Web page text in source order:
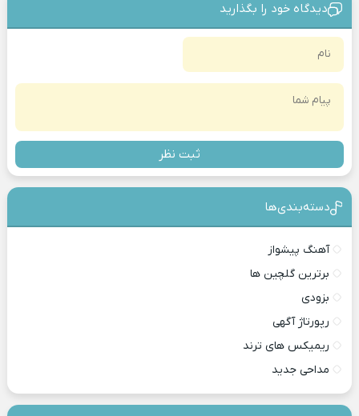
دیدگاه خود را بگذارید
ثبت نظر
دسته‌بندی‎‌‌ها
آهنگ پیشواز
برترین گلچین ها
بزودی
رپورتاژ آگهی
ریمیکس های ترند
مداحی جدید